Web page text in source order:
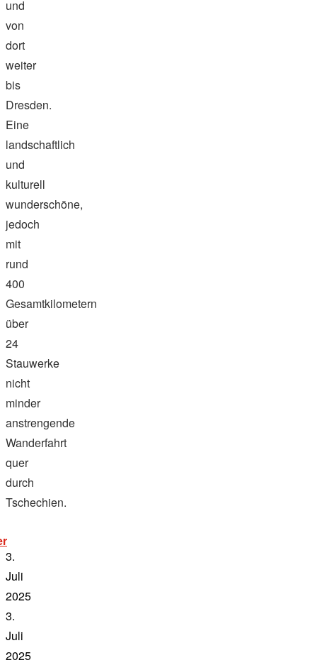
und
von
dort
weiter
bis
Dresden.
Eine
landschaftlich
und
kulturell
wunderschöne,
jedoch
mit
rund
400
Gesamtkilometern
über
24
Stauwerke
nicht
minder
anstrengende
Wanderfahrt
quer
durch
Tschechien.
„wanderfahrt
auf
moldau
und
elbe“
3.
Juli
2025
3.
Juli
2025